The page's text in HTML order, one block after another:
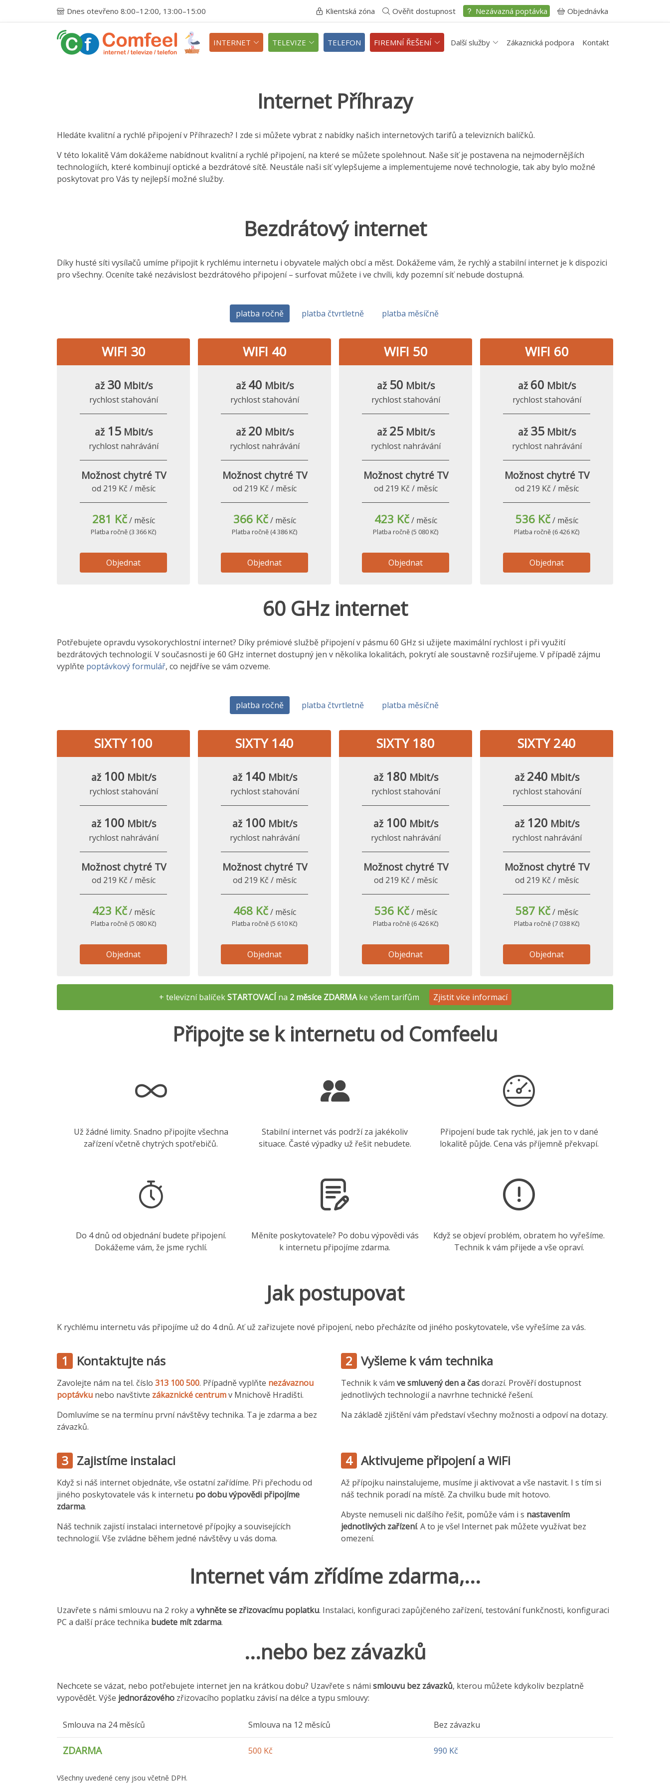
Dnes otevřeno 8:00–12:00, 13:00–15:00 Klientská zóna Ověřit dostupnost Nezávazná poptávka Objednávka
INTERNET TELEVIZE TELEFON FIREMNÍ ŘEŠENÍ Další služby Zákaznická podpora Kontakt
Internet Příhrazy
Hledáte kvalitní a rychlé připojení v Příhrazech? I zde si můžete vybrat z nabídky našich internetových tarifů a televizních balíčků.
V této lokalitě Vám dokážeme nabídnout kvalitní a rychlé připojení, na které se můžete spolehnout. Naše síť je postavena na nejmodernějších
technologiích, které kombinují optické a bezdrátové sítě. Neustále naši síť vylepšujeme a implementujeme nové technologie, tak aby bylo možné
poskytovat pro Vás ty nejlepší možné služby.
Bezdrátový internet
Díky husté síti vysílačů umíme připojit k rychlému internetu i obyvatele malých obcí a měst. Dokážeme vám, že rychlý a stabilní internet je k dispozici
pro všechny. Oceníte také nezávislost bezdrátového připojení – surfovat můžete i ve chvíli, kdy pozemní síť nebude dostupná.
platba ročně platba čtvrtletně platba měsíčně
WIFI 30
až 30 Mbit/s
rychlost stahování
až 15Mbit/s
rychlost nahrávání
Možnost chytré TV
od 219 Kč / měsíc
281 Kč/ měsíc
Platba ročně (3 366 Kč)
Objednat
WIFI 40
až 40 Mbit/s
rychlost stahování
až 20 Mbit/s
rychlost nahrávání
Možnost chytré TV
od 219 Kč / měsíc
366 Kč/ měsíc
Platba ročně (4 386 Kč)
Objednat
WIFI 50
až 50 Mbit/s
rychlost stahování
až 25Mbit/s
rychlost nahrávání
Možnost chytré TV
od 219 Kč / měsíc
423 Kč/ měsíc
Platba ročně (5 080 Kč)
Objednat
WIFI 60
až 60 Mbit/s
rychlost stahování
až 35Mbit/s
rychlost nahrávání
Možnost chytré TV
od 219 Kč / měsíc
536 Kč/ měsíc
Platba ročně (6 426 Kč)
Objednat
60 GHz internet
Potřebujete opravdu vysokorychlostní internet? Díky prémiové službě připojení v pásmu 60 GHz si užijete maximální rychlost i při využití
bezdrátových technologií. V současnosti je 60 GHz internet dostupný jen v několika lokalitách, pokrytí ale soustavně rozšiřujeme. V případě zájmu
vyplňte poptávkový formulář, co nejdříve se vám ozveme.
platba ročně platba čtvrtletně platba měsíčně
SIXTY 100
až 100 Mbit/s
rychlost stahování
až 100 Mbit/s
rychlost nahrávání
Možnost chytré TV
od 219 Kč / měsíc
423 Kč/ měsíc
Platba ročně (5 080 Kč)
Objednat
SIXTY 140
až 140 Mbit/s
rychlost stahování
až 100 Mbit/s
rychlost nahrávání
Možnost chytré TV
od 219 Kč / měsíc
468 Kč/ měsíc
Platba ročně (5 610 Kč)
Objednat
SIXTY 180
až 180 Mbit/s
rychlost stahování
až 100 Mbit/s
rychlost nahrávání
Možnost chytré TV
od 219 Kč / měsíc
536 Kč/ měsíc
Platba ročně (6 426 Kč)
Objednat
SIXTY 240
až 240 Mbit/s
rychlost stahování
až 120 Mbit/s
rychlost nahrávání
Možnost chytré TV
od 219 Kč / měsíc
587 Kč/ měsíc
Platba ročně (7 038 Kč)
Objednat
+ televizní balíčekSTARTOVACÍ na 2 měsíce ZDARMAke všem tarifům Zjistit více informací
Připojte se k internetu od Comfeelu
Už žádné limity. Snadno připojíte všechna
zařízení včetně chytrých spotřebičů.
Stabilní internet vás podrží za jakékoliv
situace. Časté výpadky už řešit nebudete.
Připojení bude tak rychlé, jak jen to v dané
lokalitě půjde. Cena vás příjemně překvapí.
Do 4 dnů od objednání budete připojení.
Dokážeme vám, že jsme rychlí.
Měníte poskytovatele? Po dobu výpovědi vás
k internetu připojíme zdarma.
Když se objeví problém, obratem ho vyřešíme.
Technik k vám přijede a vše opraví.
Jak postupovat
K rychlému internetu vás připojíme už do 4 dnů. Ať už zařizujete nové připojení, nebo přecházíte od jiného poskytovatele, vše vyřešíme za vás.
1 Kontaktujte nás
Zavolejte nám na tel. číslo 313 100 500. Případně vyplňte nezávaznou
poptávku nebo navštivte zákaznické centrumv Mnichově Hradišti.
Domluvíme se na termínu první návštěvy technika. Ta je zdarma a bez
závazků.
2 Vyšleme k vám technika
Technik k vám ve smluvený den a časdorazí. Prověří dostupnost
jednotlivých technologií a navrhne technické řešení.
Na základě zjištění vám představí všechny možnosti a odpoví na dotazy.
3 Zajistíme instalaci
Když si náš internet objednáte, vše ostatní zařídíme. Při přechodu od
jiného poskytovatele vás k internetu po dobu výpovědi připojíme
zdarma.
Náš technik zajistí instalaci internetové přípojky a souvisejících
technologií. Vše zvládne během jedné návštěvy u vás doma.
4 Aktivujeme připojení a WiFi
Až přípojku nainstalujeme, musíme ji aktivovat a vše nastavit. I s tím si
náš technik poradí na místě. Za chvilku bude mít hotovo.
Abyste nemuseli nic dalšího řešit, pomůže vám i s nastavením
jednotlivých zařízení. A to je vše! Internet pak můžete využívat bez
omezení.
Internet vám zřídíme zdarma,...
Uzavřete s námi smlouvu na 2 roky a vyhněte se zřizovacímu poplatku. Instalaci, konfiguraci zapůjčeného zařízení, testování funkčnosti, konfiguraci
PC a další práce technika budete mít zdarma.
...nebo bez závazků
Nechcete se vázat, nebo potřebujete internet jen na krátkou dobu? Uzavřete s námi smlouvu bez závazků, kterou můžete kdykoliv bezplatně
vypovědět. Výše jednorázového zřizovacího poplatku závisí na délce a typu smlouvy:
Smlouva na 24 měsíců
ZDARMA
Smlouva na 12 měsíců
500 Kč
Bez závazku
990 Kč
Všechny uvedené ceny jsou včetně DPH.